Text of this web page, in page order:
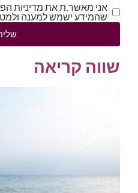
אני מאשר.ת את מדיניות
שהמידע ישמש למענה
שווה קריאה